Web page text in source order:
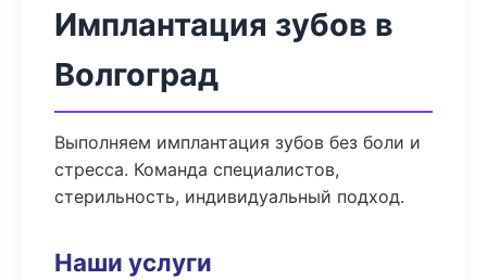
Имплантация зубов в
Волгоград
Выполняем имплантация зубов без боли и
стресса. Команда специалистов,
стерильность, индивидуальный подход.
Наши услуги